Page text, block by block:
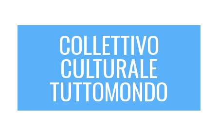
COLLETTIVO
CULTURALE
TUTTOMONDO